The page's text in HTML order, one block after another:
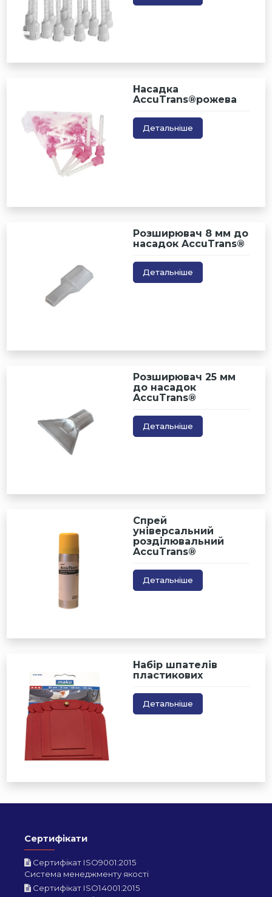
Насадка
AccuTrans®рожева
Детальніше
Розширювач 8 мм до
насадок AccuTrans®
Детальніше
Розширювач 25 мм
до насадок
AccuTrans®
Детальніше
Спрей
універсальний
розділювальний
AccuTrans®
Детальніше
Набір шпателів
пластикових
Детальніше
Сертифікати
Сертифікат ISO9001:2015
Система менеджменту якості
Сертифікат ISO14001:2015